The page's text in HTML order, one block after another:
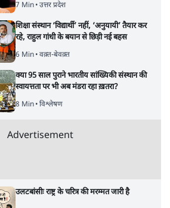
7 Min• उत्तर प्रदेश
शिक्षा संस्थान ‘विद्यार्थी’ नहीं, ‘अनुयायी’ तैयार कर
रहे, राहुल गांधी के बयान से छिड़ी नई बहस
6 Min• वक़्त-बेवक़्त
क्या 95 साल पुराने भारतीय सांख्यिकी संस्थान की
स्वायत्तता पर भी अब मंडरा रहा ख़तरा?
8 Min• विश्लेषण
Advertisement
उलटबांसीः राष्ट्र के चरित्र की मरम्मत जारी है